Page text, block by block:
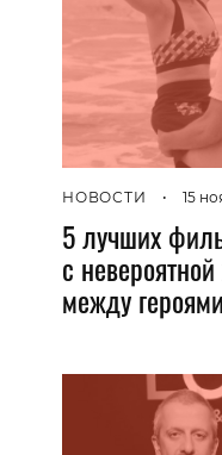
НОВОСТИ • 15
5 лучших
с
между героями